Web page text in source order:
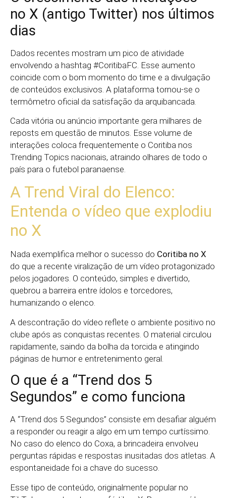
no X (antigo Twitter) nos últimos
dias
Dados recentes mostram um pico de atividade
envolvendo a hashtag #CoritibaFC. Esse aumento
coincide com o bom momento do time e a divulgação
de conteúdos exclusivos. A plataforma tornou-se o
termômetro oficial da satisfação da arquibancada.
Cada vitória ou anúncio importante gera milhares de
reposts em questão de minutos. Esse volume de
interações coloca frequentemente o Coritiba nos
Trending Topics nacionais, atraindo olhares de todo o
país para o futebol paranaense.
A Trend Viral do Elenco:
Entenda o vídeo que explodiu
no X
Nada exemplifica melhor o sucesso do Coritiba no X
do que a recente viralização de um vídeo protagonizado
pelos jogadores. O conteúdo, simples e divertido,
quebrou a barreira entre ídolos e torcedores,
humanizando o elenco.
A descontração do vídeo reflete o ambiente positivo no
clube após as conquistas recentes. O material circulou
rapidamente, saindo da bolha da torcida e atingindo
páginas de humor e entretenimento geral.
O que é a “Trend dos 5
Segundos” e como funciona
A “Trend dos 5 Segundos” consiste em desafiar alguém
a responder ou reagir a algo em um tempo curtíssimo.
No caso do elenco do Coxa, a brincadeira envolveu
perguntas rápidas e respostas inusitadas dos atletas. A
espontaneidade foi a chave do sucesso.
Esse tipo de conteúdo, originalmente popular no